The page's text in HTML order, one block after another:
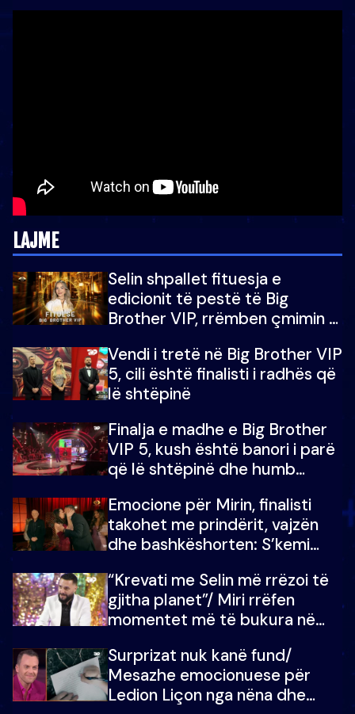
LAJME
Selin shpallet fituesja e
edicionit të pestë të Big
Brother VIP, rrëmben çmimin e
Vendi i tretë në Big Brother VIP
5, cili është finalisti i radhës që
lë shtëpinë
Finalja e madhe e Big Brother
VIP 5, kush është banori i parë
që lë shtëpinë dhe humb
çmimin e madh
Emocione për Mirin, finalisti
takohet me prindërit, vajzën
dhe bashkëshorten: S’kemi
“Krevati me Selin më rrëzoi të
gjitha planet”/ Miri rrëfen
momentet më të bukura në
mungojë zilja e mëngjesit kur…
Surprizat nuk kanë fund/
Mesazhe emocionuese për
Ledion Liçon nga nëna dhe